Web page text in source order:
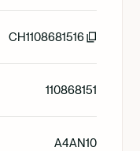
CH1108681516
110868151
A4AN10